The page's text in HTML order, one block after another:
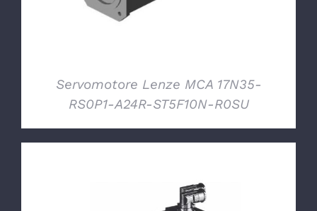
Servomotore Lenze MCA 17N35-
RS0P1-A24R-ST5F10N-R0SU